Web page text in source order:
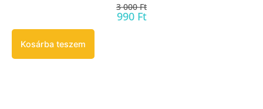
3 000Ft
990 Ft
Kosárba teszem